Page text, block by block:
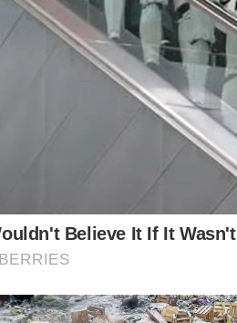
Believe It If It